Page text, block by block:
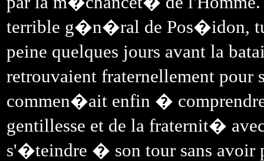
terrible g�n�ral de Pos�idon,
peine quelques jours avant la
retrouvaient fraternellement
commen�ait enfin �
gentillesse et de la fraternit�
s'�teindre � son tour sans avoir